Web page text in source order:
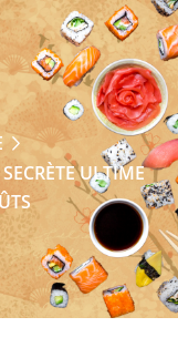
ULTIME